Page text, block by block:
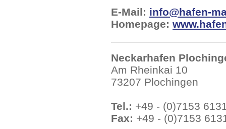
E-Mail: info@hafen-
Homepage:
Neckarhafen
Am Rheinkai 10
73207 Plochingen
Tel.: +49 - (0)7153
Fax: +49 - (0)7153